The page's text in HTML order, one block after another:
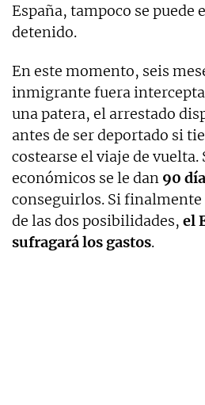
España, tampoco se puede
detenido.
En este momento, seis
inmigrante fuera
una patera, el arrestado
antes de ser deportado si
costearse el viaje de
económicos se le dan 90
conseguirlos. Si
de las dos posibilidades, el
sufragará los gastos.